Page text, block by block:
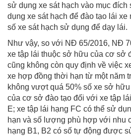
sử dụng xe sát hạch vào mục
dụng xe sát hạch để đào tạo lái
số xe sát hạch sử dụng để dạy lái.
Như vậy, so với NĐ 65/2016, NĐ
xe tập lái thuộc sở hữu của cơ sở
cũng không còn quy định về việc
xe hợp đồng thời hạn từ một năm
không vượt quá 50% số xe sở
của cơ sở đào tạo đối với xe tập
E; xe tập lái hạng FC có thể sử
hạn và số lượng phù hợp với nhu
hạng B1, B2 có số tự động được